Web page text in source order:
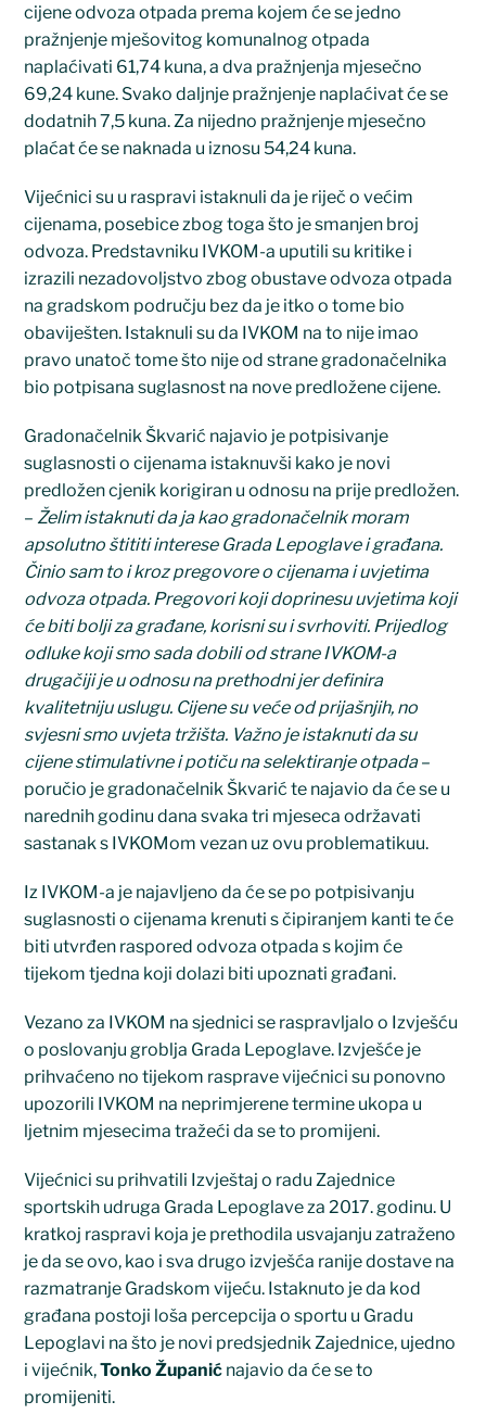
cijene odvoza otpada prema kojem će se jedno
pražnjenje mješovitog komunalnog otpada
naplaćivati 61,74 kuna, a dva pražnjenja mjesečno
69,24 kune. Svako daljnje pražnjenje naplaćivat će se
dodatnih 7,5 kuna. Za nijedno pražnjenje mjesečno
plaćat će se naknada u iznosu 54,24 kuna.
Vijećnici su u raspravi istaknuli da je riječ o većim
cijenama, posebice zbog toga što je smanjen broj
odvoza. Predstavniku IVKOM-a uputili su kritike i
izrazili nezadovoljstvo zbog obustave odvoza otpada
na gradskom području bez da je itko o tome bio
obaviješten. Istaknuli su da IVKOM na to nije imao
pravo unatoč tome što nije od strane gradonačelnika
bio potpisana suglasnost na nove predložene cijene.
Gradonačelnik Škvarić najavio je potpisivanje
suglasnosti o cijenama istaknuvši kako je novi
predložen cjenik korigiran u odnosu na prije predložen.
– Želim istaknuti da ja kao gradonačelnik moram
apsolutno štititi interese Grada Lepoglave i građana.
Činio sam to i kroz pregovore o cijenama i uvjetima
odvoza otpada. Pregovori koji doprinesu uvjetima koji
će biti bolji za građane, korisni su i svrhoviti. Prijedlog
odluke koji smo sada dobili od strane IVKOM-a
drugačiji je u odnosu na prethodni jer definira
kvalitetniju uslugu. Cijene su veće od prijašnjih, no
svjesni smo uvjeta tržišta. Važno je istaknuti da su
cijene stimulativne i potiču na selektiranje otpada–
poručio je gradonačelnik Škvarić te najavio da će se u
narednih godinu dana svaka tri mjeseca održavati
sastanak s IVKOMom vezan uz ovu problematikuu.
Iz IVKOM-a je najavljeno da će se po potpisivanju
suglasnosti o cijenama krenuti s čipiranjem kanti te će
biti utvrđen raspored odvoza otpada s kojim će
tijekom tjedna koji dolazi biti upoznati građani.
Vezano za IVKOM na sjednici se raspravljalo o Izvješću
o poslovanju groblja Grada Lepoglave. Izvješće je
prihvaćeno no tijekom rasprave vijećnici su ponovno
upozorili IVKOM na neprimjerene termine ukopa u
ljetnim mjesecima tražeći da se to promijeni.
Vijećnici su prihvatili Izvještaj o radu Zajednice
sportskih udruga Grada Lepoglave za 2017. godinu. U
kratkoj raspravi koja je prethodila usvajanju zatraženo
je da se ovo, kao i sva drugo izvješća ranije dostave na
razmatranje Gradskom vijeću. Istaknuto je da kod
građana postoji loša percepcija o sportu u Gradu
Lepoglavi na što je novi predsjednik Zajednice, ujedno
i vijećnik,Tonko Županić najavio da će se to
promijeniti.